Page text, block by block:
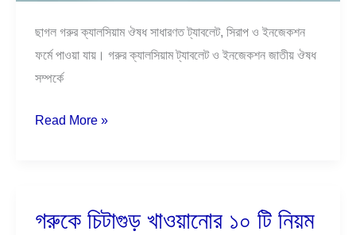
ছাগল গরুর ক্যালসিয়াম ঔষধ সাধারণত ট্যাবলেট, সিরাপ ও ইনজেকশন
ফর্মে পাওয়া যায়। গরুর ক্যালসিয়াম ট্যাবলেট ও ইনজেকশন জাতীয় ঔষধ
সম্পর্কে
Read More »
গরুকে চিটাগুড় খাওয়ানোর ১০ টি নিয়ম
গরুকে